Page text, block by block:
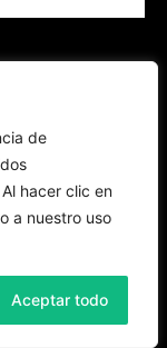
de
hacer clic en
a nuestro uso
Aceptar todo